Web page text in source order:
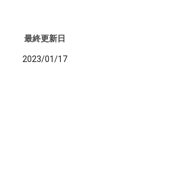
最終更新日
2023/01/17